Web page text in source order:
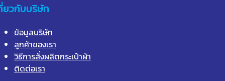
ยวกับบริษัท
ข้อมูลบริษัท
ลูกค้าของเรา
วิธีการสั่งผลิตกระเป๋าผ้า
ติดต่อเรา